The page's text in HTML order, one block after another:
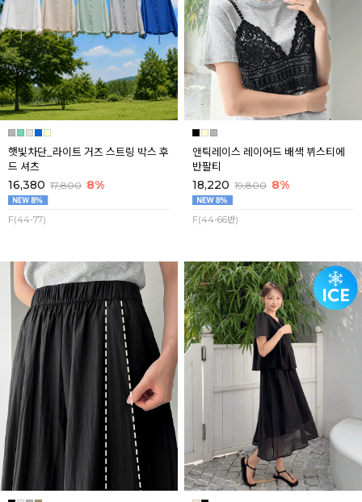
햇빛차단_라이트 거즈 스트링 박스 후
드 셔츠
16,380 17,800 8%
F(44-77)
앤틱레이스 레이어드 배색 뷔스티에
반팔티
18,220 19,800 8%
F(44-66반)